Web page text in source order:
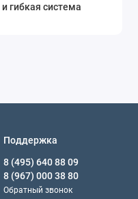
гибкая система
Поддержка
8 (495) 640 88 09
8 (967) 000 38 80
Обратный звонок